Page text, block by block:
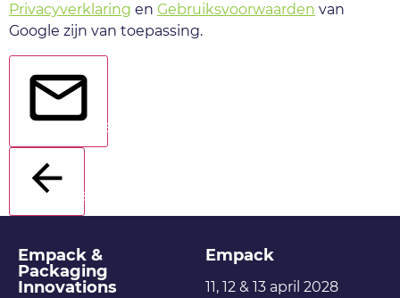
Privacyverklaring en Gebruiksvoorwaarden van
Google zijn van toepassing.
Verstuur
Terug
Empack &
Packaging
Innovations
Empack
11, 12 & 13 april 2028